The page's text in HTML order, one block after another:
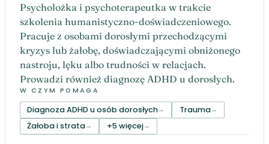
Psycholożka i psychoterapeutka w trakcie
szkolenia humanistyczno-doświadczeniowego.
Pracuje z osobami dorosłymi przechodzącymi
kryzys lub żałobę, doświadczającymi obniżonego
nastroju, lęku albo trudności w relacjach.
Prowadzi również diagnozę ADHD u dorosłych.
W CZYM POMAGA
Diagnoza ADHD u osób dorosłych
Trauma
Żałoba i strata
+5 więcej